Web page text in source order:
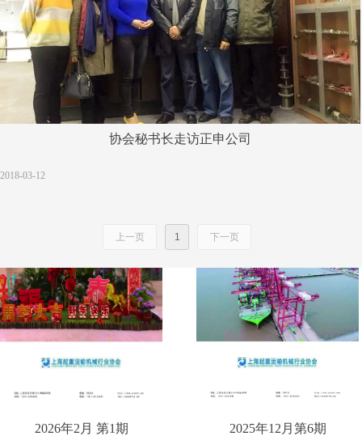
2026年6月第3期
2026-07-06
2026年4月 第2期
2026-04-01
2026年2月 第1期 2025年12月第6期
协会秘书长走访正申公司
2018-03-12
上一页 1 下一页